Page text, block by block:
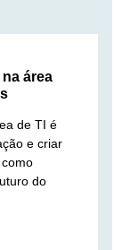
área
de TI é
e criar
do